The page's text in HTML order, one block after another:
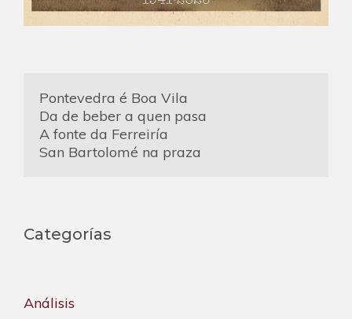
Pontevedra é Boa Vila
Da de beber a quen pasa
A fonte da Ferreiría
San Bartolomé na praza
Categorías
Análisis